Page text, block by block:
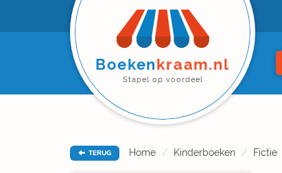
Boekenkraam.nl
Stapel op voordeel
TERUG Home Kinderboeken Fictie